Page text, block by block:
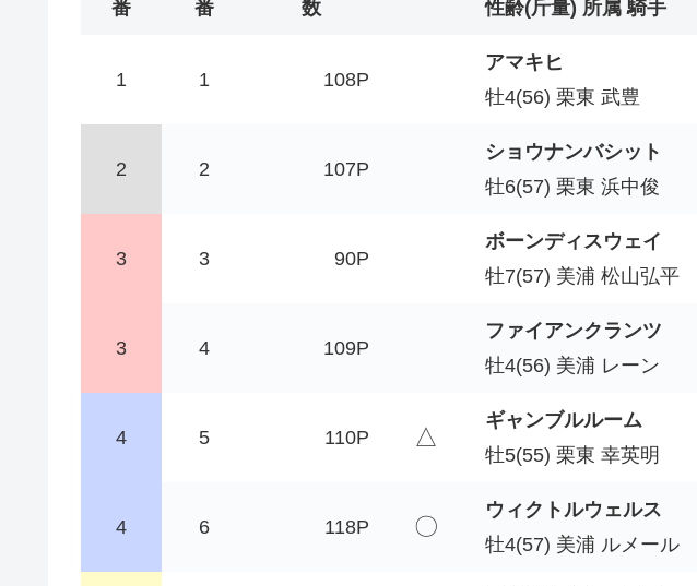
番 番 数
性齢(斤量) 所属 騎手
1 1 108P
アマキヒ
牡4(56) 栗東 武豊
2 2 107P
ショウナンバシット
牡6(57) 栗東 浜中俊
3 3 90P
ボーンディスウェイ
牡7(57) 美浦 松山弘平
3 4 109P
ファイアンクランツ
牡4(56) 美浦 レーン
4 5 110P △
ギャンブルルーム
牡5(55) 栗東 幸英明
4 6 118P 〇
ウィクトルウェルス
牡4(57) 美浦 ルメール